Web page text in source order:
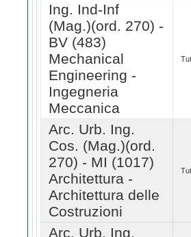
Ing. Ind-Inf
(Mag.)(ord. 270) -
BV (483)
Mechanical
Engineering -
Ingegneria
Meccanica
Arc. Urb. Ing.
Cos. (Mag.)(ord.
270) - MI (1017)
Architettura -
Architettura delle
Costruzioni
Arc. Urb. Ing.